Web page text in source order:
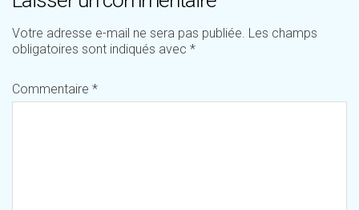
Votre adresse e-mail ne sera pas publiée. Les champs
obligatoires sont indiqués avec *
Commentaire *